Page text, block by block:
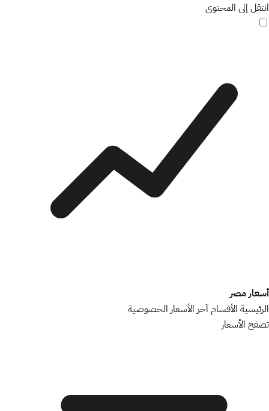
انتقل إلى المحتوى
أسعار مصر
الرئيسية الأقسام آخر الأسعار الخصوصية
تصفح الأسعار